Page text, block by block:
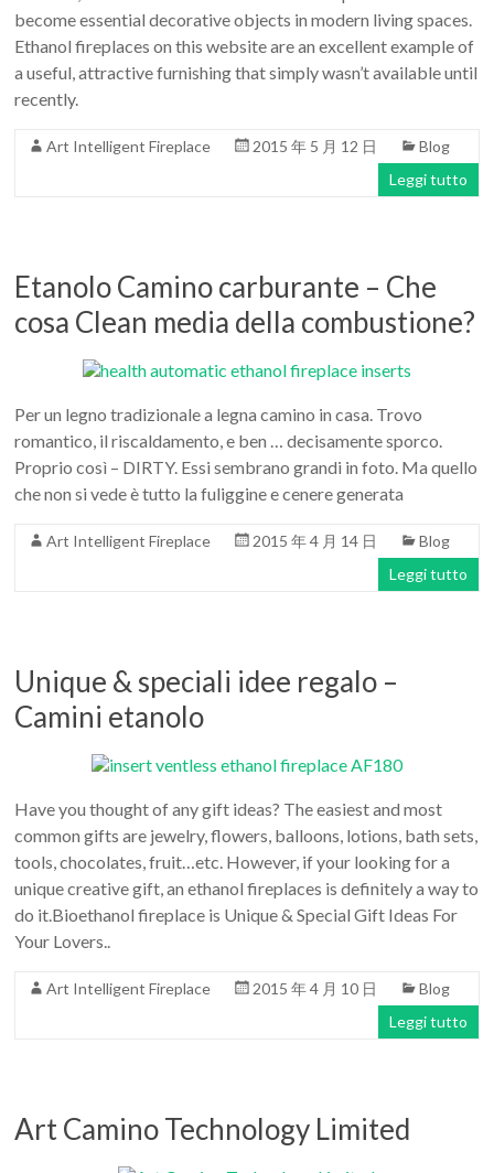
become essential decorative objects in modern living spaces.
Ethanol fireplaces on this website are an excellent example of
a useful, attractive furnishing that simply wasn’t available until
recently.
Art Intelligent Fireplace 2015 年 5 月 12 日
Blog
Leggi tutto
Etanolo Camino carburante – Che
cosa Clean media della combustione?
Per un legno tradizionale a legna camino in casa. Trovo
romantico, il riscaldamento, e ben … decisamente sporco.
Proprio così – DIRTY. Essi sembrano grandi in foto. Ma quello
che non si vede è tutto la fuliggine e cenere generata
Art Intelligent Fireplace 2015 年 4 月 14 日
Blog
Leggi tutto
Unique & speciali idee regalo –
Camini etanolo
Have you thought of any gift ideas? The easiest and most
common gifts are jewelry, flowers, balloons, lotions, bath sets,
tools, chocolates, fruit…etc. However, if your looking for a
unique creative gift, an ethanol fireplaces is definitely a way to
do it.Bioethanol fireplace is Unique & Special Gift Ideas For
Your Lovers..
Art Intelligent Fireplace 2015 年 4 月 10 日
Blog
Leggi tutto
Art Camino Technology Limited